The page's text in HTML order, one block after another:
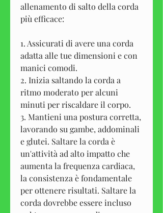
allenamento di salto della corda
più efficace:
1. Assicurati di avere una corda
adatta alle tue dimensioni e con
manici comodi.
2. Inizia saltando la corda a
ritmo moderato per alcuni
minuti per riscaldare il corpo.
3. Mantieni una postura corretta,
lavorando su gambe, addominali
e glutei. Saltare la corda è
un'attività ad alto impatto che
aumenta la frequenza cardiaca,
la consistenza è fondamentale
per ottenere risultati. Saltare la
corda dovrebbe essere incluso